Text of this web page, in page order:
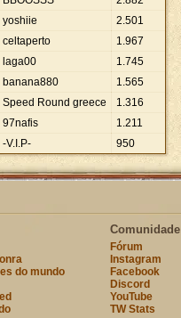
yoshiie 2.501
celtaperto 1.967
laga00 1.745
banana880 1.565
Speed Round greece 1.316
97nafis 1.211
-V.I.P- 950
do mundo
Comunidade
Fórum
Instagram
Facebook
Discord
YouTube
TW Stats